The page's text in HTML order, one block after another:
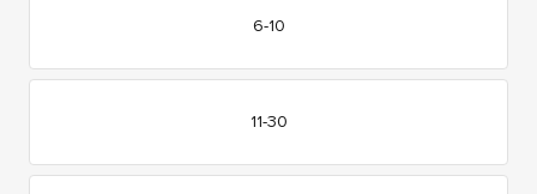
6-10
11-30